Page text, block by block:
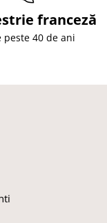
franceză
peste 40 de ani